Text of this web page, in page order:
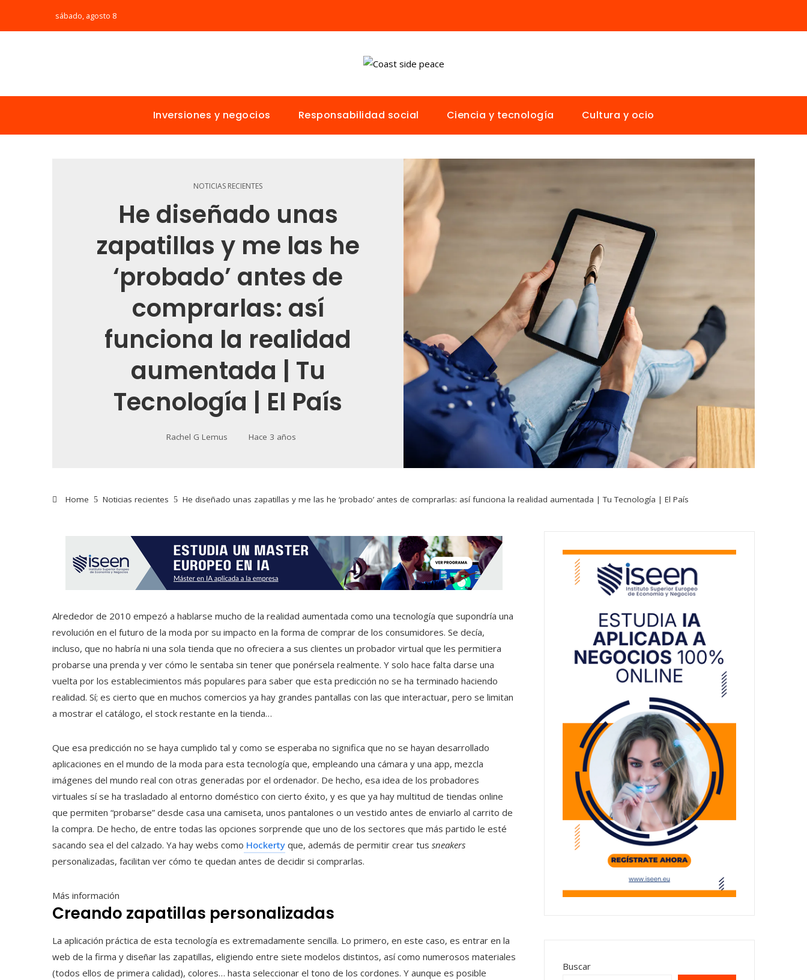
sábado, agosto 8
Inversiones y negocios Responsabilidad social Ciencia y tecnología Cultura y ocio
NOTICIAS RECIENTES
He diseñado unas
zapatillas y me las he
‘probado’ antes de
comprarlas: así
funciona la realidad
aumentada | Tu
Tecnología | El País
Rachel G Lemus Hace 3 años
Home Noticias recientes He diseñado unas zapatillas y me las he ‘probado’ antes de comprarlas: así funciona la realidad aumentada | Tu Tecnología | El País
Alrededor de 2010 empezó a hablarse mucho de la realidad aumentada como una tecnología que supondría una
revolución en el futuro de la moda por su impacto en la forma de comprar de los consumidores. Se decía,
incluso, que no habría ni una sola tienda que no ofreciera a sus clientes un probador virtual que les permitiera
probarse una prenda y ver cómo le sentaba sin tener que ponérsela realmente. Y solo hace falta darse una
vuelta por los establecimientos más populares para saber que esta predicción no se ha terminado haciendo
realidad. Sí; es cierto que en muchos comercios ya hay grandes pantallas con las que interactuar, pero se limitan
a mostrar el catálogo, el stock restante en la tienda…
Que esa predicción no se haya cumplido tal y como se esperaba no significa que no se hayan desarrollado
aplicaciones en el mundo de la moda para esta tecnología que, empleando una cámara y una app, mezcla
imágenes del mundo real con otras generadas por el ordenador. De hecho, esa idea de los probadores
virtuales sí se ha trasladado al entorno doméstico con cierto éxito, y es que ya hay multitud de tiendas online
que permiten “probarse” desde casa una camiseta, unos pantalones o un vestido antes de enviarlo al carrito de
la compra. De hecho, de entre todas las opciones sorprende que uno de los sectores que más partido le esté
sacando sea el del calzado. Ya hay webs como Hockerty que, además de permitir crear tus sneakers
personalizadas, facilitan ver cómo te quedan antes de decidir si comprarlas.
Más información
Creando zapatillas personalizadas
La aplicación práctica de esta tecnología es extremadamente sencilla. Lo primero, en este caso, es entrar en la
web de la firma y diseñar las zapatillas, eligiendo entre siete modelos distintos, así como numerosos materiales
(todos ellos de primera calidad), colores… hasta seleccionar el tono de los cordones. Y aunque es posible
Buscar